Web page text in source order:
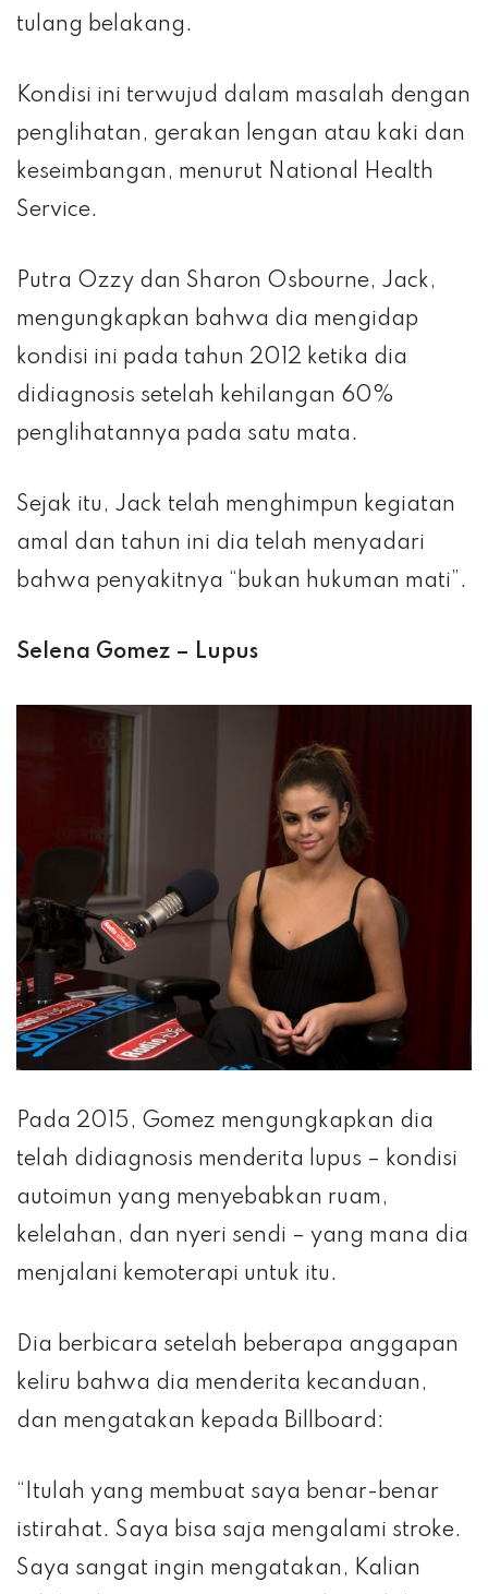
tulang belakang.
Kondisi ini terwujud dalam masalah dengan
penglihatan, gerakan lengan atau kaki dan
keseimbangan, menurut National Health
Service.
Putra Ozzy dan Sharon Osbourne, Jack,
mengungkapkan bahwa dia mengidap
kondisi ini pada tahun 2012 ketika dia
didiagnosis setelah kehilangan 60%
penglihatannya pada satu mata.
Sejak itu, Jack telah menghimpun kegiatan
amal dan tahun ini dia telah menyadari
bahwa penyakitnya “bukan hukuman mati”.
Selena Gomez – Lupus
Pada 2015, Gomez mengungkapkan dia
telah didiagnosis menderita lupus – kondisi
autoimun yang menyebabkan ruam,
kelelahan, dan nyeri sendi – yang mana dia
menjalani kemoterapi untuk itu.
Dia berbicara setelah beberapa anggapan
keliru bahwa dia menderita kecanduan,
dan mengatakan kepada Billboard:
“Itulah yang membuat saya benar-benar
istirahat. Saya bisa saja mengalami stroke.
Saya sangat ingin mengatakan, Kalian